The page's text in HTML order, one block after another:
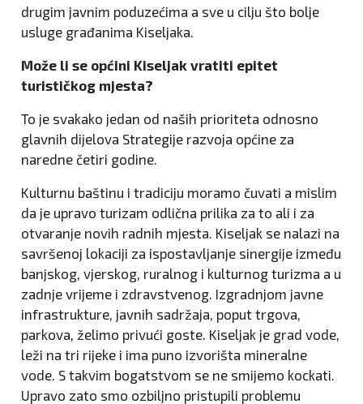
drugim javnim poduzećima a sve u cilju što bolje
usluge građanima Kiseljaka.
Može li se općini Kiseljak vratiti epitet
turističkog mjesta?
To je svakako jedan od naših prioriteta odnosno
glavnih dijelova Strategije razvoja općine za
naredne četiri godine.
Kulturnu baštinu i tradiciju moramo čuvati a mislim
da je upravo turizam odlična prilika za to ali i za
otvaranje novih radnih mjesta. Kiseljak se nalazi na
savršenoj lokaciji za ispostavljanje sinergije između
banjskog, vjerskog, ruralnog i kulturnog turizma a u
zadnje vrijeme i zdravstvenog. Izgradnjom javne
infrastrukture, javnih sadržaja, poput trgova,
parkova, želimo privući goste. Kiseljak je grad vode,
leži na tri rijeke i ima puno izvorišta mineralne
vode. S takvim bogatstvom se ne smijemo kockati.
Upravo zato smo ozbiljno pristupili problemu